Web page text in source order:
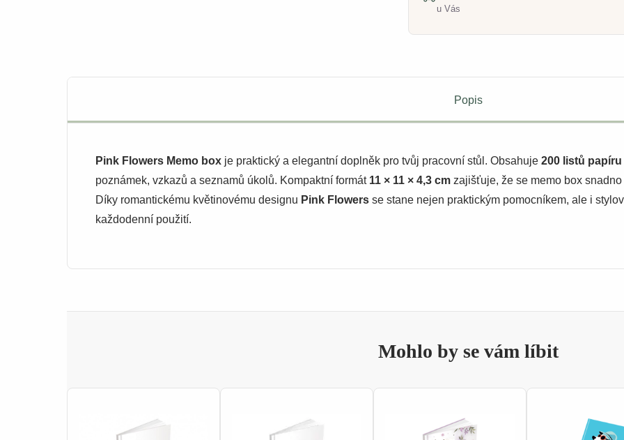
u Vás
Popis
Pink Flowers Memo box je praktický a elegantní doplněk pro tvůj pracovní stůl. Obsahuje 200 listů papíru
poznámek, vzkazů a seznamů úkolů. Kompaktní formát 11 × 11 × 4,3 cm zajišťuje, že se memo box
Díky romantickému květinovému designu Pink Flowers se stane nejen praktickým pomocníkem, ale i
každodenní použití.
Mohlo by se vám líbit